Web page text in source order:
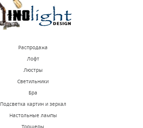
Распродажа
Лофт
Люстры
Светильники
Бра
Подсветка картин и зеркал
Настольные лампы
Торшеры